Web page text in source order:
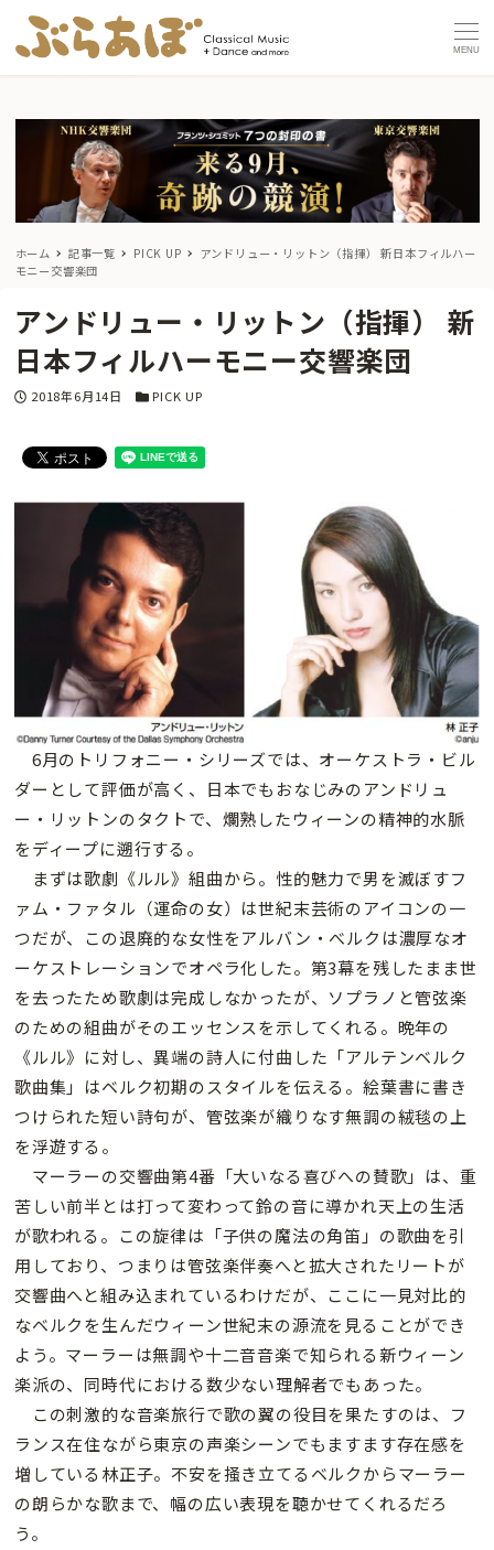
MENU
ホーム 記事一覧 PICK UP
アンドリュー・リットン（指揮） 新日本フィルハー
モニー交響楽団
アンドリュー・リットン（指揮） 新
日本フィルハーモニー交響楽団
投稿日
2018年6月14日 カテゴリー
PICK UP
6月のトリフォニー・シリーズでは、オーケストラ・ビル
ダーとして評価が高く、日本でもおなじみのアンドリュ
ー・リットンのタクトで、爛熟したウィーンの精神的水脈
をディープに遡行する。
まずは歌劇《ルル》組曲から。性的魅力で男を滅ぼすフ
ァム・ファタル（運命の女）は世紀末芸術のアイコンの一
つだが、この退廃的な女性をアルバン・べルクは濃厚なオ
ーケストレーションでオペラ化した。第3幕を残したまま世
を去ったため歌劇は完成しなかったが、ソプラノと管弦楽
のための組曲がそのエッセンスを示してくれる。晩年の
《ルル》に対し、異端の詩人に付曲した「アルテンベルク
歌曲集」はベルク初期のスタイルを伝える。絵葉書に書き
つけられた短い詩句が、管弦楽が織りなす無調の絨毯の上
を浮遊する。
マーラーの交響曲第4番「大いなる喜びへの賛歌」は、重
苦しい前半とは打って変わって鈴の音に導かれ天上の生活
が歌われる。この旋律は「子供の魔法の角笛」の歌曲を引
用しており、つまりは管弦楽伴奏へと拡大されたリートが
交響曲へと組み込まれているわけだが、ここに一見対比的
なベルクを生んだウィーン世紀末の源流を見ることができ
よう。マーラーは無調や十二音音楽で知られる新ウィーン
楽派の、同時代における数少ない理解者でもあった。
この刺激的な音楽旅行で歌の翼の役目を果たすのは、フ
ランス在住ながら東京の声楽シーンでもますます存在感を
増している林正子。不安を掻き立てるベルクからマーラー
の朗らかな歌まで、幅の広い表現を聴かせてくれるだろ
う。